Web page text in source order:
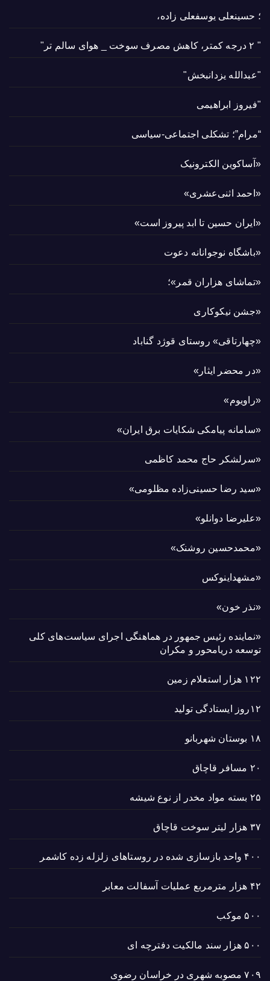
؛ حسینعلی یوسفعلی زاده،
" ۲ درجه کمتر، کاهش مصرف سوخت _ هوای سالم تر"
"عبدالله یزدانبخش"
"فیروز ابراهیمی
“مرام”؛ تشکلی اجتماعی-سیاسی
«آساکوین الکترونیک
«احمد اثنی‌عشری»
«ایران حسین تا ابد پیروز است»
«باشگاه نوجوانانه دعوت
«تماشای هزاران قمر»؛
«جشن نیکوکاری
«چهارتاقی» روستای قوژد گناباد
«در محضر ایثار»
«راویوم»
«سامانه پیامکی شکایات برق ایران»
«سرلشکر حاج محمد کاظمی
«سید رضا حسینی‌زاده مظلومی»
«علیرضا دوانلو»
«محمدحسین روشنک»
«مشهداینوکس
«نذر خون»
«نماینده رئیس جمهور در هماهنگی اجرای سیاست‌های کلی
توسعه دریامحور و مکران
۱۲۲ هزار استعلام زمین
۱۲روز ایستادگی تولید
۱۸ بوستان شهربانو
۲۰ مسافر قاچاق
۲۵ بسته مواد مخدر از نوع شیشه
۳۷ هزار لیتر سوخت قاچاق
۴۰۰ واحد بازسازی شده در روستاهای زلزله زده کاشمر
۴۲ هزار مترمربع عملیات آسفالت معابر
۵۰۰ موکب
۵۰۰ هزار سند مالکیت دفترچه ای
۷۰۹ مصوبه شهری در خراسان رضوی